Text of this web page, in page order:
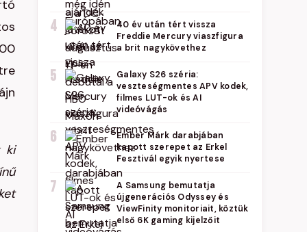
ki
4
40 év után tért vissza
Freddie Mercury viaszfigura
a brit nagykövethez
5
Galaxy S26 széria:
veszteségmentes APV kodek,
filmes LUT-ok és AI
videóvágás
6
Ember Márk darabjában
kapott szerepet az Erkel
Fesztivál egyik nyertese
7
A Samsung bemutatja
újgenerációs Odyssey és
ViewFinity monitoriait, köztük
első 6K gaming kijelzőit